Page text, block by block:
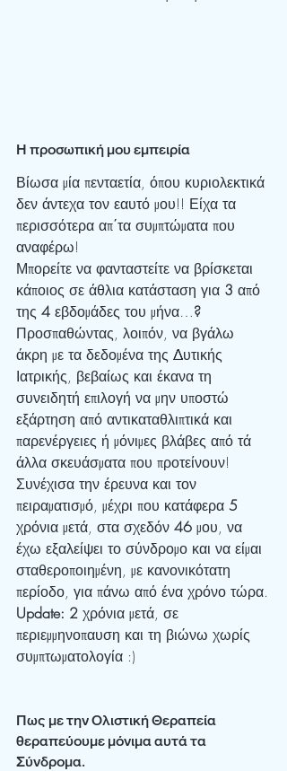
Η προσωπική μου εμπειρία
Βίωσα μία πενταετία, όπου κυριολεκτικά
δεν άντεχα τον εαυτό μου!! Είχα τα
περισσότερα απ΄τα συμπτώματα που
αναφέρω!
Μπορείτε να φανταστείτε να βρίσκεται
κάποιος σε άθλια κατάσταση για 3 από
της 4 εβδομάδες του μήνα…?
Προσπαθώντας, λοιπόν, να βγάλω
άκρη με τα δεδομένα της Δυτικής
Ιατρικής, βεβαίως και έκανα τη
συνειδητή επιλογή να μην υποστώ
εξάρτηση από αντικαταθλιπτικά και
παρενέργειες ή μόνιμες βλάβες από τά
άλλα σκευάσματα που προτείνουν!
Συνέχισα την έρευνα και τον
πειραματισμό, μέχρι που κατάφερα 5
χρόνια μετά, στα σχεδόν 46 μου, να
έχω εξαλείψει το σύνδρομο και να είμαι
σταθεροποιημένη, με κανονικότατη
περίοδο, για πάνω από ένα χρόνο τώρα.
Update: 2 χρόνια μετά, σε
περιεμμηνοπαυση και τη βιώνω χωρίς
συμπτωματολογία :)
Πως με την Ολιστική Θεραπεία
θεραπεύουμε μόνιμα αυτά τα
Σύνδρομα.